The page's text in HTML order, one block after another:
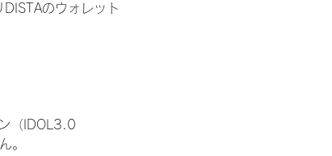
のウォレット
（IDOL3.0
。